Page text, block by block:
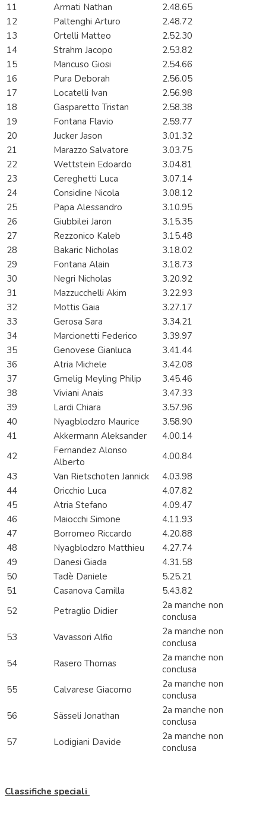
11
Armati Nathan
2.48.65
12
Paltenghi Arturo
2.48.72
13
Ortelli Matteo
2.52.30
14
Strahm Jacopo
2.53.82
15
Mancuso Giosi
2.54.66
16
Pura Deborah
2.56.05
17
Locatelli Ivan
2.56.98
18
Gasparetto Tristan
2.58.38
19
Fontana Flavio
2.59.77
20
Jucker Jason
3.01.32
21
Marazzo Salvatore
3.03.75
22
Wettstein Edoardo
3.04.81
23
Cereghetti Luca
3.07.14
24
Considine Nicola
3.08.12
25
Papa Alessandro
3.10.95
26
Giubbilei Jaron
3.15.35
27
Rezzonico Kaleb
3.15.48
28
Bakaric Nicholas
3.18.02
29
Fontana Alain
3.18.73
30
Negri Nicholas
3.20.92
31
Mazzucchelli Akim
3.22.93
32
Mottis Gaia
3.27.17
33
Gerosa Sara
3.34.21
34
Marcionetti Federico
3.39.97
35
Genovese Gianluca
3.41.44
36
Atria Michele
3.42.08
37
Gmelig Meyling Philip
3.45.46
38
Viviani Anais
3.47.33
39
Lardi Chiara
3.57.96
40
Nyagblodzro Maurice
3.58.90
41
Akkermann Aleksander
4.00.14
42
Fernandez Alonso
Alberto
4.00.84
43
Van Rietschoten Jannick
4.03.98
44
Oricchio Luca
4.07.82
45
Atria Stefano
4.09.47
46
Maiocchi Simone
4.11.93
47
Borromeo Riccardo
4.20.88
48
Nyagblodzro Matthieu
4.27.74
49
Danesi Giada
4.31.58
50
Tadè Daniele
5.25.21
51
Casanova Camilla
5.43.82
52
Petraglio Didier
2a manche non
conclusa
53
Vavassori Alfio
2a manche non
conclusa
54
Rasero Thomas
2a manche non
conclusa
55
Calvarese Giacomo
2a manche non
conclusa
56
Sässeli Jonathan
2a manche non
conclusa
57
Lodigiani Davide
2a manche non
conclusa
Classifiche speciali